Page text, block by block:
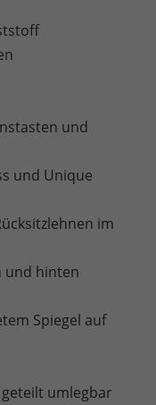
und
und Unique
im
und hinten
Spiegel auf
umlegbar